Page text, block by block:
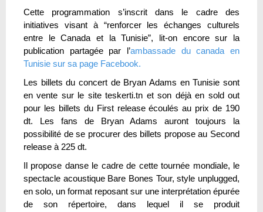
Cette programmation s’inscrit dans le cadre des
initiatives visant à “renforcer les échanges culturels
entre le Canada et la Tunisie”, lit-on encore sur la
publication partagée par l’ambassade du canada en
Tunisie sur sa page Facebook.
Les billets du concert de Bryan Adams en Tunisie sont
en vente sur le site teskerti.tn et son déjà en sold out
pour les billets du First release écoulés au prix de 190
dt. Les fans de Bryan Adams auront toujours la
possibilité de se procurer des billets propose au Second
release à 225 dt.
Il propose danse le cadre de cette tournée mondiale, le
spectacle acoustique Bare Bones Tour, style unplugged,
en solo, un format reposant sur une interprétation épurée
de son répertoire, dans lequel il se produit